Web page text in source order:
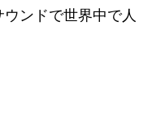
ンドで世界中で人